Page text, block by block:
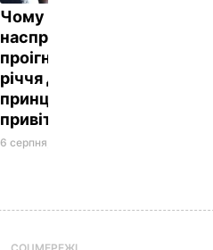
Чому Чарльз III
насправді
проігнорував 45-
річчя дружини
принца Гаррі і не
привітав невістку
6 серпня, 16.36